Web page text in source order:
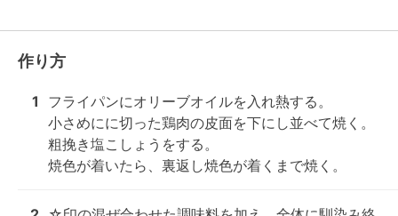
作り方
1
フライパンにオリーブオイルを入れ熱する。
小さめにに切った鶏肉の皮面を下にし並べて焼く。
粗挽き塩こしょうをする。
焼色が着いたら、裏返し焼色が着くまで焼く。